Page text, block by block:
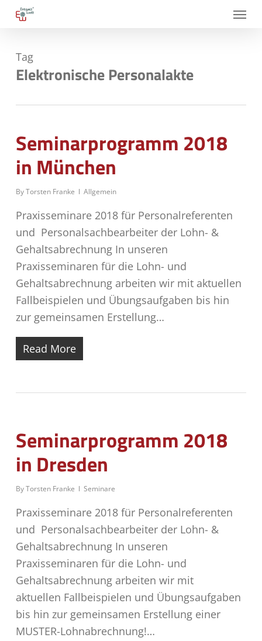
Skip
content
Menu
Tag
Elektronische Personalakte
Seminarprogramm 2018
in München
ByTorsten Franke Allgemein
Praxisseminare 2018 für Personalreferenten
und Personalsachbearbeiter der Lohn- &
Gehaltsabrechnung In unseren
Praxisseminaren für die Lohn- und
Gehaltsabrechnung arbeiten wir mit aktuellen
Fallbeispielen und Übungsaufgaben bis hin
zur gemeinsamen Erstellung…
Read More
Seminarprogramm 2018
in Dresden
ByTorsten Franke Seminare
Praxisseminare 2018 für Personalreferenten
und Personalsachbearbeiter der Lohn- &
Gehaltsabrechnung In unseren
Praxisseminaren für die Lohn- und
Gehaltsabrechnung arbeiten wir mit
aktuellen Fallbeispielen und Übungsaufgaben
bis hin zur gemeinsamen Erstellung einer
MUSTER-Lohnabrechnung!…